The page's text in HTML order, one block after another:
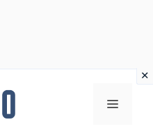
MENU